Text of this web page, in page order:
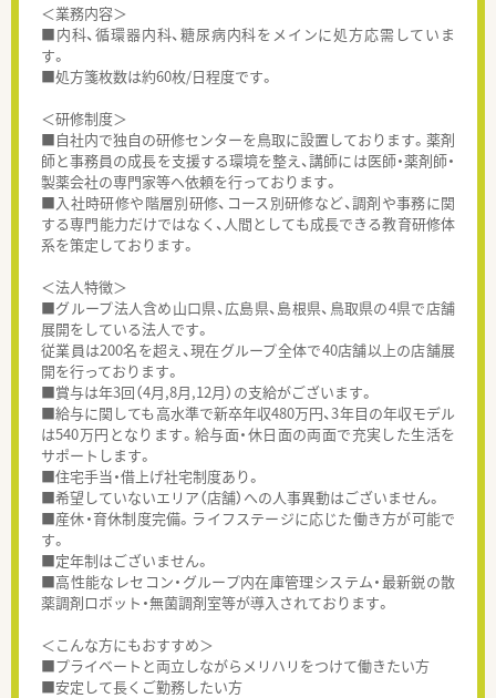
＜業務内容＞
■内科、循環器内科、糖尿病内科をメインに処方応需していま
す。
■処方箋枚数は約60枚/日程度です。
＜研修制度＞
■自社内で独自の研修センターを鳥取に設置しております。薬剤
師と事務員の成長を支援する環境を整え、講師には医師・薬剤師・
製薬会社の専門家等へ依頼を行っております。
■入社時研修や階層別研修、コース別研修など、調剤や事務に関
する専門能力だけではなく、人間としても成長できる教育研修体
系を策定しております。
＜法人特徴＞
■グループ法人含め山口県、広島県、島根県、鳥取県の4県で店舗
展開をしている法人です。
従業員は200名を超え、現在グループ全体で40店舗以上の店舗展
開を行っております。
■賞与は年3回（4月,8月,12月）の支給がございます。
■給与に関しても高水準で新卒年収480万円、3年目の年収モデル
は540万円となります。給与面・休日面の両面で充実した生活を
サポートします。
■住宅手当・借上げ社宅制度あり。
■希望していないエリア（店舗）への人事異動はございません。
■産休・育休制度完備。ライフステージに応じた働き方が可能で
す。
■定年制はございません。
■高性能なレセコン・グループ内在庫管理システム・最新鋭の散
薬調剤ロボット・無菌調剤室等が導入されております。
＜こんな方にもおすすめ＞
■プライベートと両立しながらメリハリをつけて働きたい方
■安定して長くご勤務したい方